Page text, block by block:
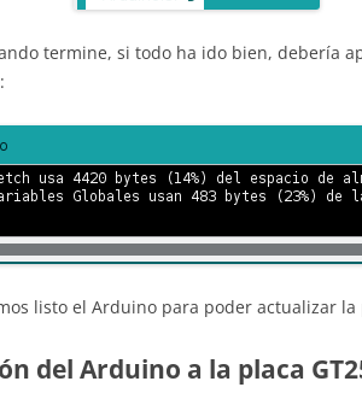
termine, si todo ha ido bien, debería
listo el Arduino para poder actualizar
del Arduino a la placa